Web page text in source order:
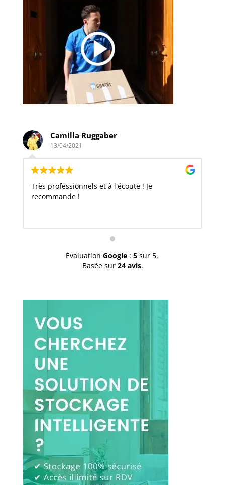
Camilla Ruggaber
13/04/2021
Très professionnels et à l'écoute ! Je
recommande !
Évaluation Google: 5sur 5,
Basée sur24 avis.